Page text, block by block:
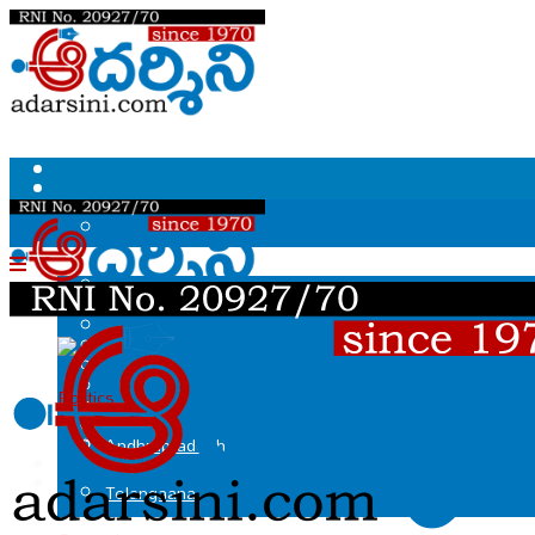
.
Politics
Andhrapradesh
Telangaana